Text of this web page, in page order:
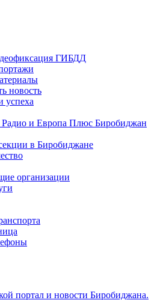
ГИБДД
новость
успеха
Радио и Европа Плюс Биробиджан
в Биробиджане
организации